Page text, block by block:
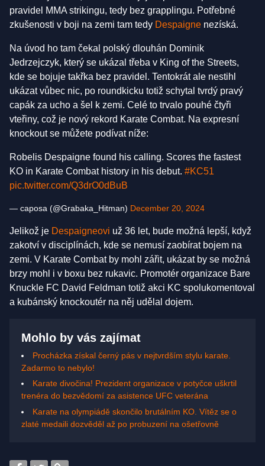
pravidel MMA strikingu, tedy bez grapplingu. Potřebné
zkušenosti v boji na zemi tam tedy Despaigne nezíská.
Na úvod ho tam čekal polský dlouhán Dominik
Jedrzejczyk, který se ukázal třeba v King of the Streets,
kde se bojuje takřka bez pravidel. Tentokrát ale nestihl
ukázat vůbec nic, po roundkicku totiž schytal tvrdý pravý
capák za ucho a šel k zemi. Celé to trvalo pouhé čtyři
vteřiny, což je nový rekord Karate Combat. Na expresní
knockout se můžete podívat níže:
Robelis Despaigne found his calling. Scores the fastest
KO in Karate Combat history in his debut. #KC51
pic.twitter.com/Q3drO0dBuB
— caposa (@Grabaka_Hitman) December 20, 2024
Jelikož je Despaigneovi už 36 let, bude možná lepší, když
zakotví v disciplínách, kde se nemusí zaobírat bojem na
zemi. V Karate Combat by mohl zářit, ukázat by se možná
brzy mohl i v boxu bez rukavic. Promotér organizace Bare
Knuckle FC David Feldman totiž akci KC spolukomentoval
a kubánský knockoutér na něj udělal dojem.
Mohlo by vás zajímat
Procházka získal černý pás v nejtvrdším stylu karate.
Zadarmo to nebylo!
Karate divočina! Prezident organizace v potyčce uškrtil
trenéra do bezvědomí za asistence UFC veterána
Karate na olympiádě skončilo brutálním KO. Vítěz se o
zlaté medaili dozvěděl až po probuzení na ošetřovně